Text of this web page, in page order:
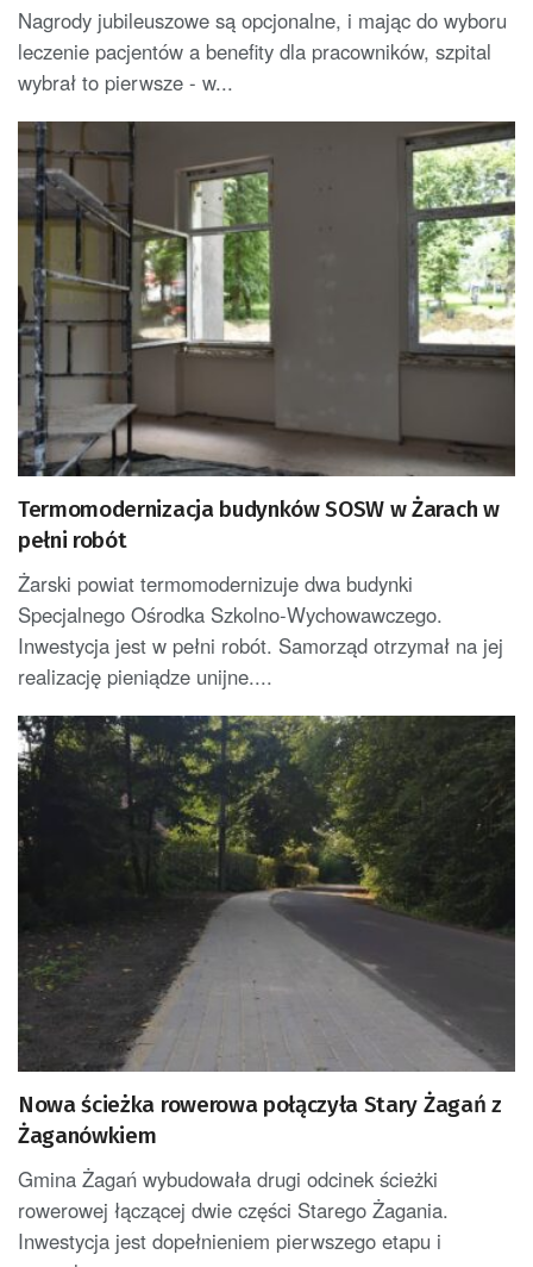
Nagrody jubileuszowe są opcjonalne, i mając do wyboru
leczenie pacjentów a benefity dla pracowników, szpital
wybrał to pierwsze - w...
Termomodernizacja budynków SOSW w Żarach w
pełni robót
Żarski powiat termomodernizuje dwa budynki
Specjalnego Ośrodka Szkolno-Wychowawczego.
Inwestycja jest w pełni robót. Samorząd otrzymał na jej
realizację pieniądze unijne....
Nowa ścieżka rowerowa połączyła Stary Żagań z
Żaganówkiem
Gmina Żagań wybudowała drugi odcinek ścieżki
rowerowej łączącej dwie części Starego Żagania.
Inwestycja jest dopełnieniem pierwszego etapu i